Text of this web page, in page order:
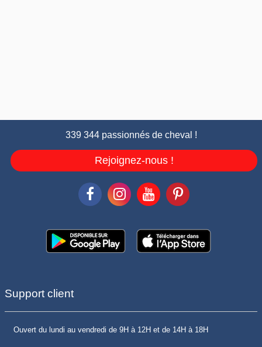
339 344 passionnés de cheval !
Rejoignez-nous !
Support client
Ouvert du lundi au vendredi de 9H à 12H et de 14H à 18H